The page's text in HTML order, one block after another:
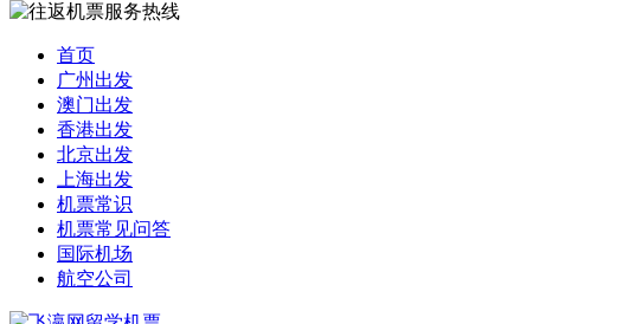
首页
广州出发
澳门出发
香港出发
北京出发
上海出发
机票常识
机票常见问答
国际机场
航空公司